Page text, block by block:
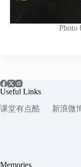
Photo
Useful Links
课堂有点酷
新浪微
Memories